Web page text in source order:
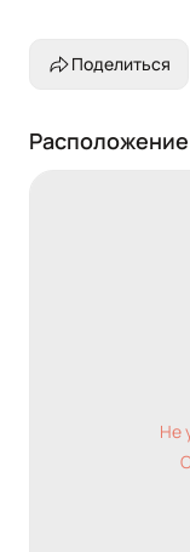
Поделиться
Расположение
Не